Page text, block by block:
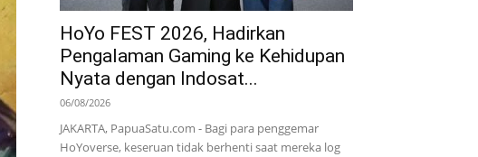
HoYo FEST 2026, Hadirkan
Pengalaman Gaming ke Kehidupan
Nyata dengan Indosat...
06/08/2026
JAKARTA, PapuaSatu.com - Bagi para penggemar
HoYoverse, keseruan tidak berhenti saat mereka log